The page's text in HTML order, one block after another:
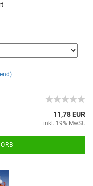
11,78 EUR
inkl. 19% MwSt.